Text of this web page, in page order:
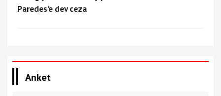
Paredes'e dev ceza
Anket